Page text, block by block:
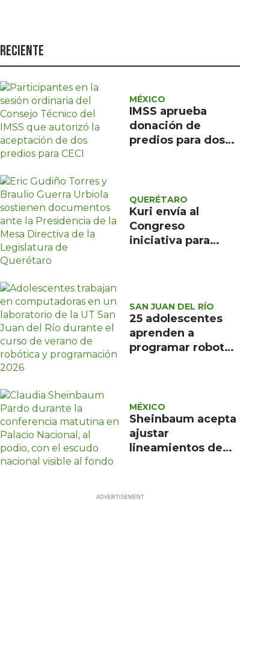
Política
Turismo
Asuntos Sociales
Estilo de vida
Opinión
Reciente
MÉXICO
IMSS aprueba
donación de
predios para dos
QUERÉTARO
Kuri envía al
Congreso
iniciativa para
SAN JUAN DEL RÍO
25 adolescentes
aprenden a
programar robots
MÉXICO
Sheinbaum acepta
ajustar
lineamientos de